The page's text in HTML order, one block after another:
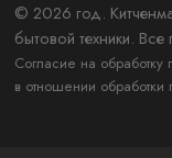
© 2026 год.
бытовой техники.
Согласие на
в отношении